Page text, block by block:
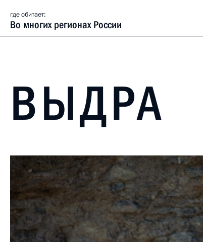
где обитает:
Во многих регионах России
ВЫДРА